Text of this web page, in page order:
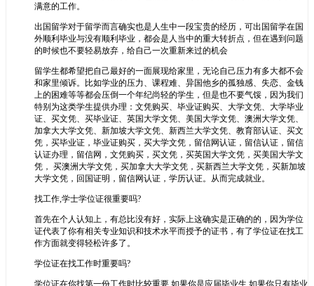
满意的工作。
出国留学对于留学而言确实也是人生中一段宝贵的经历，可出国留学在国
外顺利毕业与没有顺利毕业，都会是人当中的重大转折点，但在遇到问题
的时候也不要轻易放弃，给自己一次重新来过的机会
留学生都希望把自己最好的一面展现给家里，无论自己压力有多大都不会
和家里倾诉。比如学业的压力、课程难、异国他乡的孤独感、失恋、金钱
上的困难等等都会压倒一个年纪尚轻的学生，但是也不要气馁，因为我们
特别为这类学生提供办理：文凭购买、毕业证购买、大学文凭、大学毕业
证、买文凭、买毕业证、英国大学文凭、美国大学文凭、澳洲大学文凭、
加拿大大学文凭、新加坡大学文凭、新西兰大学文凭、教育部认证、买文
凭，买毕业证，毕业证购买，买大学文凭，留信网认证，留信认证，留信
认证办理，留信网，文凭购买，买文凭，买英国大学文凭，买美国大学文
凭， 买澳洲大学文凭，买加拿大大学文凭，买新西兰大学文凭，买新加坡
大学文凭，回国证明，留信网认证，学历认证。从而完成就业。
找工作,学士学位证很重要吗?
首先在个人认知上，有总比没有好，实际上这确实是正确的的，因为学位
证代表了你有相关专业知识和技术水平而授予的证书，有了学位证在找工
作方面就变得轻松许多了。
学位证在找工作时重要吗?
学位证在你找第一份工作时比较重要,如果你是应届毕业生,如果你只有毕业